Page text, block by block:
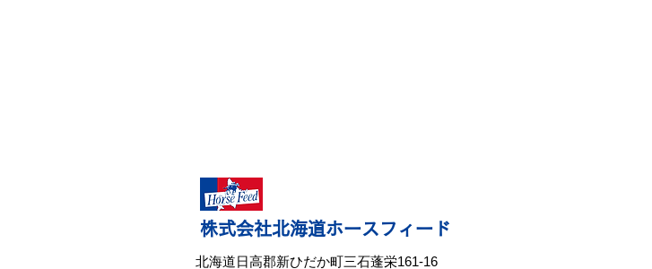
株式会社北海道ホースフィード
北海道日高郡新ひだか町三石蓬栄161-16